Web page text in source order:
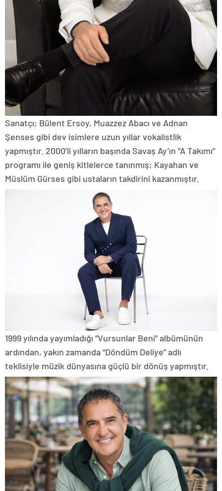
Sanatçı; Bülent Ersoy, Muazzez Abacı ve Adnan
Şenses gibi dev isimlere uzun yıllar vokalistlik
yapmıştır. 2000’li yılların başında Savaş Ay’ın “A Takımı”
programı ile geniş kitlelerce tanınmış; Kayahan ve
Müslüm Gürses gibi ustaların takdirini kazanmıştır.
1999 yılında yayımladığı “Vursunlar Beni” albümünün
ardından, yakın zamanda “Döndüm Deliye” adlı
teklisiyle müzik dünyasına güçlü bir dönüş yapmıştır.